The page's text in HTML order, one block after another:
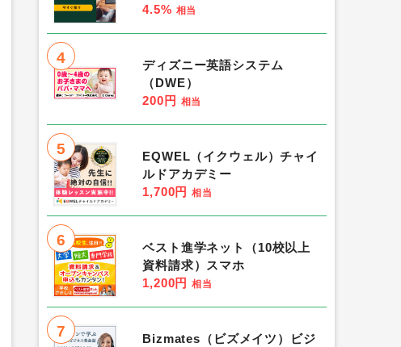
4.5% 相当
4
ディズニー英語システム
（DWE）
200円 相当
5
EQWEL（イクウェル）チャイ
ルドアカデミー
1,700円 相当
6
ベスト進学ネット（10校以上
資料請求）スマホ
1,200円 相当
7
Bizmates（ビズメイツ）ビジ